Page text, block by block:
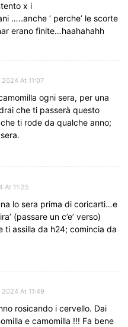
x i
…..anche ‘ perche’ le scorte
erano finite…haahahahh
At 11:07
ogni sera, per una
che ti passerà questo
ti rode da qualche anno;
At 11:25
lo sera prima di coricarti…e
(passare un c’e’ verso)
ti assilla da h24; comincia da
At 11:49
rosicando i cervello. Dai
e camomilla !!! Fa bene